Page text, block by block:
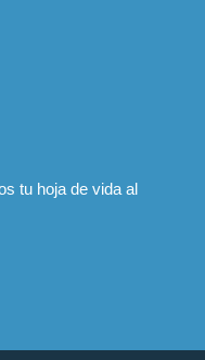
tu hoja de vida al